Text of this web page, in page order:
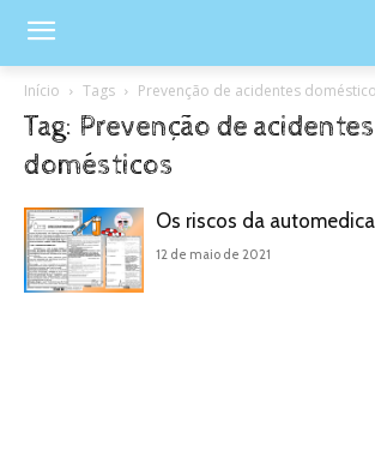
Início Tags Prevenção de acidentes
Tag: Prevenção de acidentes
domésticos
Os riscos da
12 de maio de 2021